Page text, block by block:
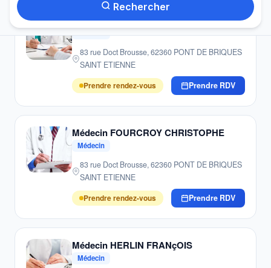
Rechercher
Médecin ANOUILH FOURCROY (SCM)
83 rue Doct Brousse, 62360 PONT DE BRIQUES
SAINT ETIENNE
Prendre rendez-vous
Prendre RDV
Médecin FOURCROY CHRISTOPHE
Médecin
83 rue Doct Brousse, 62360 PONT DE BRIQUES
SAINT ETIENNE
Prendre rendez-vous
Prendre RDV
Médecin HERLIN FRANçOIS
Médecin